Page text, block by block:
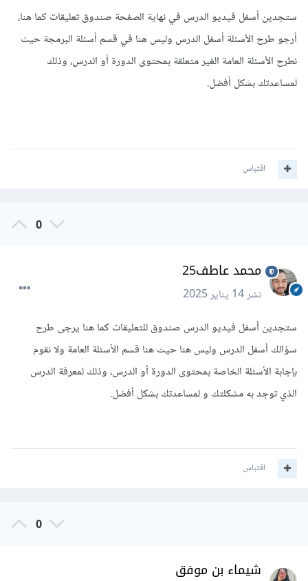
ستجدين أسفل فيديو الدرس في نهاية الصفحة صندوق تعليقات كما هنا،
أرجو طرح الأسئلة أسفل الدرس وليس هنا في قسم أسئلة البرمجة حيث
نطرح الأسئلة العامة الغير متعلقة بمحتوى الدورة أو الدرس، وذلك
لمساعدتك بشكل أفضل.
اقتباس
0
محمد عاطف25
نشر14 يناير 2025
ستجدين أسفل فيديو الدرس صندوق للتعليقات كما هنا يرجى طرح
سؤالك أسفل الدرس وليس هنا حيث هنا قسم الأسئلة العامة ولا نقوم
بإجابة الأسئلة الخاصة بمحتوى الدورة أو الدرس، وذلك لمعرفة الدرس
الذي توجد به مشكلتك و لمساعدتك بشكل أفضل.
اقتباس
0
شيماء بن موفق